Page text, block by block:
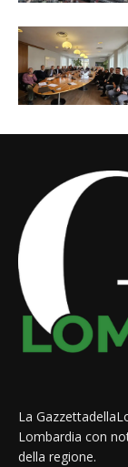
La
Lombardia con
della regione.